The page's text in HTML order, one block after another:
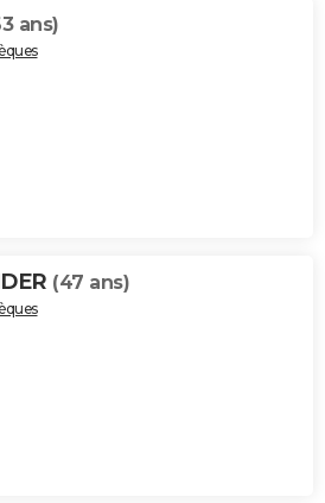
ans)
(47 ans)